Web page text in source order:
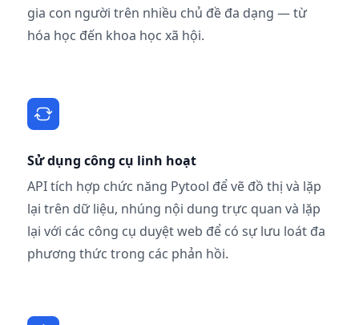
gia con người trên nhiều chủ đề đa dạng — từ
hóa học đến khoa học xã hội.
Sử dụng công cụ linh hoạt
API tích hợp chức năng Pytool để vẽ đồ thị và lặp
lại trên dữ liệu, nhúng nội dung trực quan và lặp
lại với các công cụ duyệt web để có sự lưu loát đa
phương thức trong các phản hồi.